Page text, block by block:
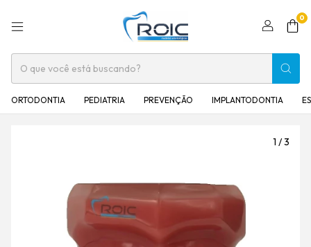
0
ORTODONTIA PEDIATRIA PREVENÇÃO IMPLANTODONTIA
1 /3